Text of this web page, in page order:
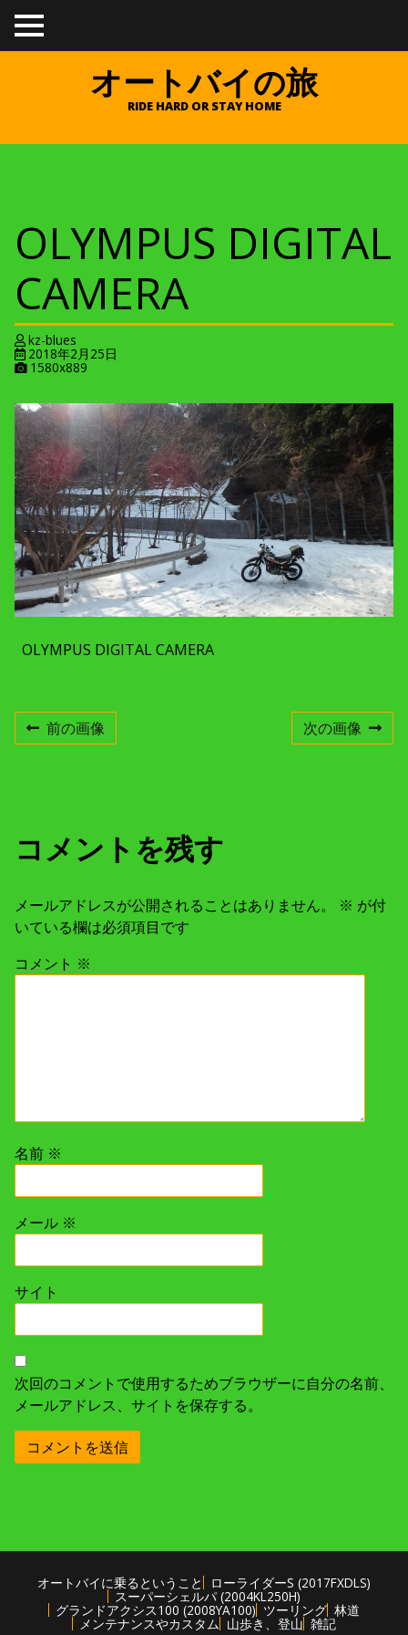
TO
GGL
オートバイの旅
RIDE HARD OR STAY HOME
OLYMPUS DIGITAL
CAMERA
kz-blues
2018年2月25日
A
a
c
h
m
e
n
t
r
e
s
o
l
u
t
i
o
1580x889
OLYMPUS DIGITAL CAMERA
前の画像 次の画像
コメントを残す
メールアドレスが公開されることはありません。 ※ が付
いている欄は必須項目です
コメント ※
名前 ※
メール ※
サイト
次回のコメントで使用するためブラウザーに自分の名前、
メールアドレス、サイトを保存する。
オートバイに乗るということ ローライダーS (2017FXDLS)
スーパーシェルパ (2004KL250H)
グランドアクシス100 (2008YA100) ツーリング 林道
メンテナンスやカスタム 山歩き、登山 雑記